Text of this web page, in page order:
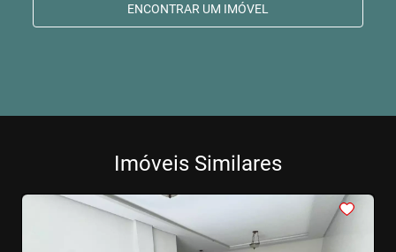
ENCONTRAR UM IMÓVEL
Imóveis Similares